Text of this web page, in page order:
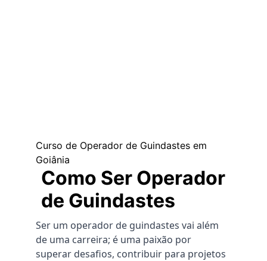
Curso de Operador de Guindastes em
Goiânia
Como Ser Operador
de Guindastes
Ser um operador de guindastes vai além
de uma carreira; é uma paixão por
superar desafios, contribuir para projetos